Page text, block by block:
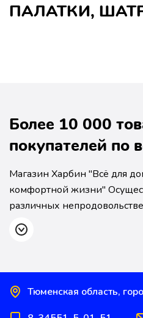
ПАЛАТКИ,
Более 10 000
покупателей по
Магазин Харбин "Всё для
комфортной жизни"
различных
розницу по низким ценам
найдете хозтовары,
товаров для детей:
велосипеды, санки и
Тюменская область,